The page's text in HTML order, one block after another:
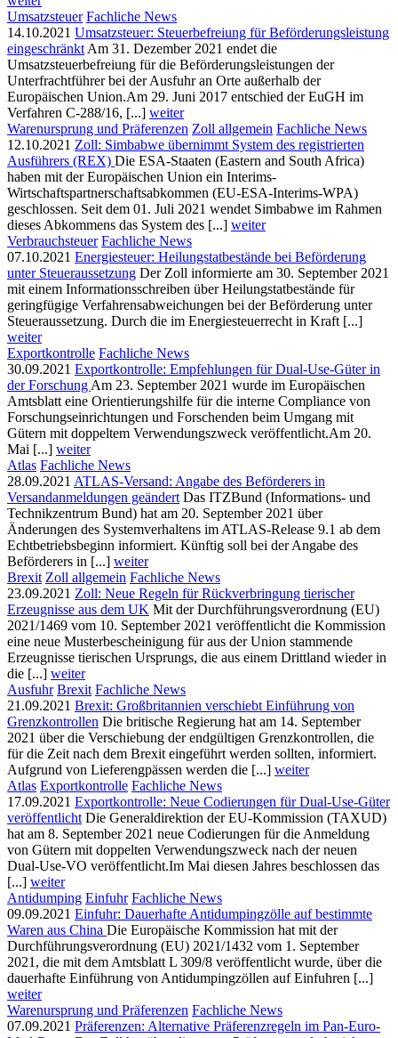
Umsatzsteuer Fachliche News
14.10.2021 Umsatzsteuer: Steuerbefreiung für Beförderungsleistung
eingeschränkt Am 31. Dezember 2021 endet die
Umsatzsteuerbefreiung für die Beförderungsleistungen der
Unterfrachtführer bei der Ausfuhr an Orte außerhalb der
Europäischen Union.Am 29. Juni 2017 entschied der EuGH im
Verfahren C-288/16, [...] weiter
Warenursprung und Präferenzen Zoll allgemein Fachliche News
12.10.2021 Zoll: Simbabwe übernimmt System des registrierten
Ausführers (REX) Die ESA-Staaten (Eastern and South Africa)
haben mit der Europäischen Union ein Interims-
Wirtschaftspartnerschaftsabkommen (EU-ESA-Interims-WPA)
geschlossen. Seit dem 01. Juli 2021 wendet Simbabwe im Rahmen
dieses Abkommens das System des [...] weiter
Verbrauchsteuer Fachliche News
07.10.2021 Energiesteuer: Heilungstatbestände bei Beförderung
unter Steueraussetzung Der Zoll informierte am 30. September 2021
mit einem Informationsschreiben über Heilungstatbestände für
geringfügige Verfahrensabweichungen bei der Beförderung unter
Steueraussetzung. Durch die im Energiesteuerrecht in Kraft [...]
weiter
Exportkontrolle Fachliche News
30.09.2021 Exportkontrolle: Empfehlungen für Dual-Use-Güter in
der Forschung Am 23. September 2021 wurde im Europäischen
Amtsblatt eine Orientierungshilfe für die interne Compliance von
Forschungseinrichtungen und Forschenden beim Umgang mit
Gütern mit doppeltem Verwendungszweck veröffentlicht.Am 20.
Mai [...] weiter
Atlas Fachliche News
28.09.2021 ATLAS-Versand: Angabe des Beförderers in
Versandanmeldungen geändert Das ITZBund (Informations- und
Technikzentrum Bund) hat am 20. September 2021 über
Änderungen des Systemverhaltens im ATLAS-Release 9.1 ab dem
Echtbetriebsbeginn informiert. Künftig soll bei der Angabe des
Beförderers in [...] weiter
Brexit Zoll allgemein Fachliche News
23.09.2021 Zoll: Neue Regeln für Rückverbringung tierischer
Erzeugnisse aus dem UK Mit der Durchführungsverordnung (EU)
2021/1469 vom 10. September 2021 veröffentlicht die Kommission
eine neue Musterbescheinigung für aus der Union stammende
Erzeugnisse tierischen Ursprungs, die aus einem Drittland wieder in
die [...] weiter
Ausfuhr Brexit Fachliche News
21.09.2021 Brexit: Großbritannien verschiebt Einführung von
Grenzkontrollen Die britische Regierung hat am 14. September
2021 über die Verschiebung der endgültigen Grenzkontrollen, die
für die Zeit nach dem Brexit eingeführt werden sollten, informiert.
Aufgrund von Lieferengpässen werden die [...] weiter
Atlas Exportkontrolle Fachliche News
17.09.2021 Exportkontrolle: Neue Codierungen für Dual-Use-Güter
veröffentlicht Die Generaldirektion der EU-Kommission (TAXUD)
hat am 8. September 2021 neue Codierungen für die Anmeldung
von Gütern mit doppelten Verwendungszweck nach der neuen
Dual-Use-VO veröffentlicht.Im Mai diesen Jahres beschlossen das
[...] weiter
Antidumping Einfuhr Fachliche News
09.09.2021 Einfuhr: Dauerhafte Antidumpingzölle auf bestimmte
Waren aus China Die Europäische Kommission hat mit der
Durchführungsverordnung (EU) 2021/1432 vom 1. September
2021, die mit dem Amtsblatt L 309/8 veröffentlicht wurde, über die
dauerhafte Einführung von Antidumpingzöllen auf Einfuhren [...]
weiter
Warenursprung und Präferenzen Fachliche News
07.09.2021 Präferenzen: Alternative Präferenzregeln im Pan-Euro-